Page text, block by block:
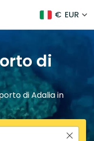
€ EUR
di
di Adalia in